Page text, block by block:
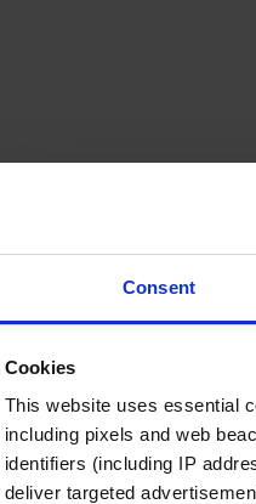
Consent
Cookies
This website uses essential
including pixels and web
identifiers (including IP
deliver targeted
和首席数据解析官